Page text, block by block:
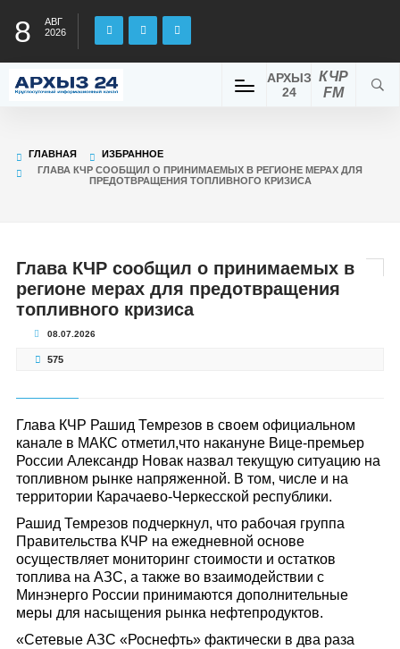
8
АВГ
2026
КЧР
FM
АРХЫЗ
24
ГЛАВНАЯ
ИЗБРАННОЕ
ГЛАВА КЧР СООБЩИЛ О ПРИНИМАЕМЫХ В РЕГИОНЕ МЕРАХ ДЛЯ
ПРЕДОТВРАЩЕНИЯ ТОПЛИВНОГО КРИЗИСА
Глава КЧР сообщил о принимаемых в
регионе мерах для предотвращения
топливного кризиса
08.07.2026
575
Глава КЧР Рашид Темрезов в своем официальном
канале в МАКС отметил,что накануне Вице-премьер
России Александр Новак назвал текущую ситуацию на
топливном рынке напряженной. В том, числе и на
территории Карачаево-Черкесской республики.
Рашид Темрезов подчеркнул, что рабочая группа
Правительства КЧР на ежедневной основе
осуществляет мониторинг стоимости и остатков
топлива на АЗС, а также во взаимодействии с
Минэнерго России принимаются дополнительные
меры для насыщения рынка нефтепродуктов.
«Сетевые АЗС «Роснефть» фактически в два раза